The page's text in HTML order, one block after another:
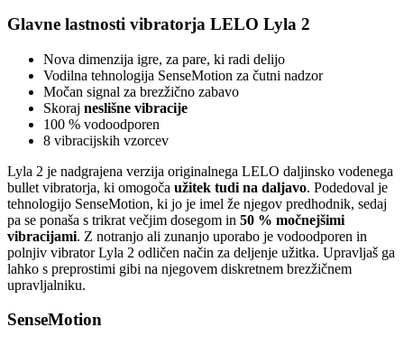
Glavne lastnosti vibratorja LELO Lyla 2
Nova dimenzija igre, za pare, ki radi delijo
Vodilna tehnologija SenseMotion za čutni nadzor
Močan signal za brezžično zabavo
Skoraj neslišne vibracije
100 % vodoodporen
8 vibracijskih vzorcev
Lyla 2 je nadgrajena verzija originalnega LELO daljinsko vodenega
bullet vibratorja, ki omogoča užitek tudi na daljavo. Podedoval je
tehnologijo SenseMotion, ki jo je imel že njegov predhodnik, sedaj
pa se ponaša s trikrat večjim dosegom in 50 % močnejšimi
vibracijami. Z notranjo ali zunanjo uporabo je vodoodporen in
polnjiv vibrator Lyla 2 odličen način za deljenje užitka. Upravljaš ga
lahko s preprostimi gibi na njegovem diskretnem brezžičnem
upravljalniku.
SenseMotion